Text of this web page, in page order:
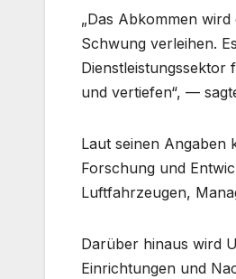
„Das Abkommen
Schwung verleihen.
Dienstleistungssektor
und vertiefen“, —
Laut seinen Angaben
Forschung und
Luftfahrzeugen,
Darüber hinaus wird
Einrichtungen und